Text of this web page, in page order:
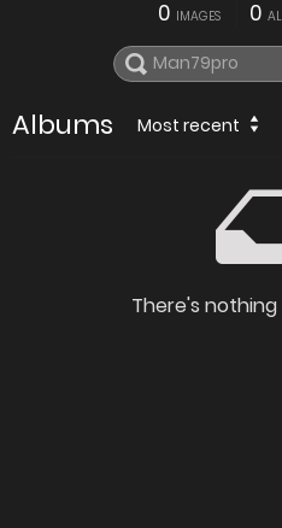
0 IMAGES 0
Albums Most recent
There's